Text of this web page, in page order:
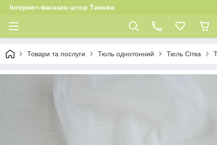
Інтернет-магазин штор Танова
Товари та послуги Тюль однотонний Тюль Сітка